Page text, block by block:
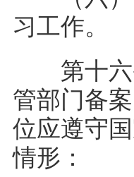
习工作。
第十六
管部门备
位应遵守
情形：